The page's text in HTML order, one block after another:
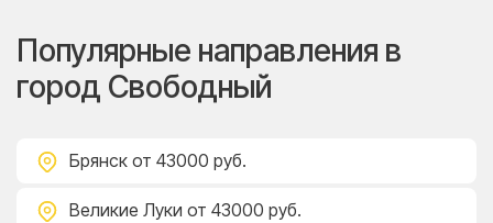
Популярные направления в
город Свободный
Брянск от 43000 руб.
Великие Луки от 43000 руб.